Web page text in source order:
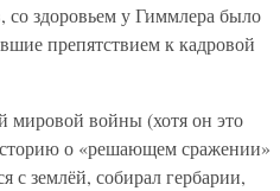
здоровьем у Гиммлера было
препятствием к кадровой
мировой войны (хотя он это
о «решающем сражении»
с землёй, собирал гербарии,